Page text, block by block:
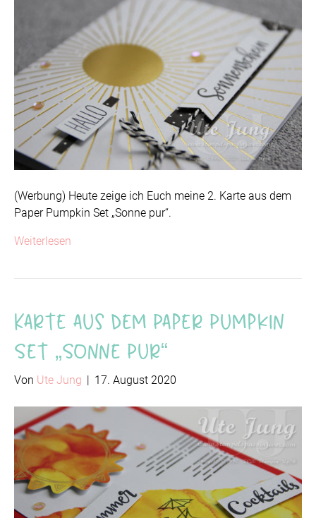
(Werbung) Heute zeige ich Euch meine 2. Karte aus dem
Paper Pumpkin Set „Sonne pur“.
Weiterlesen
Karte aus dem Paper Pumpkin
Set „Sonne Pur“
Von Ute Jung | 17. August 2020